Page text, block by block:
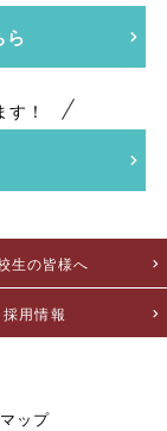
ら
！
生の皆様へ
採用情報
ップ